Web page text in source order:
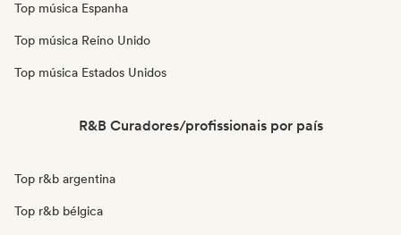
Top música Espanha
Top música Reino Unido
Top música Estados Unidos
R&B Curadores/profissionais por país
Top r&b argentina
Top r&b bélgica